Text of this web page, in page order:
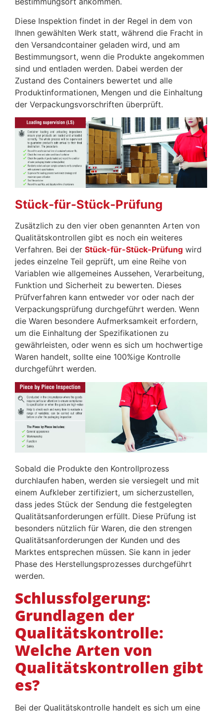
Diese Inspektion findet in der Regel in dem von
Ihnen gewählten Werk statt, während die Fracht in
den Versandcontainer geladen wird, und am
Bestimmungsort, wenn die Produkte angekommen
sind und entladen werden. Dabei werden der
Zustand des Containers bewertet und alle
Produktinformationen, Mengen und die Einhaltung
der Verpackungsvorschriften überprüft.
Stück-für-Stück-Prüfung
Zusätzlich zu den vier oben genannten Arten von
Qualitätskontrollen gibt es noch ein weiteres
Verfahren. Bei der Stück-für-Stück-Prüfung wird
jedes einzelne Teil geprüft, um eine Reihe von
Variablen wie allgemeines Aussehen, Verarbeitung,
Funktion und Sicherheit zu bewerten. Dieses
Prüfverfahren kann entweder vor oder nach der
Verpackungsprüfung durchgeführt werden. Wenn
die Waren besondere Aufmerksamkeit erfordern,
um die Einhaltung der Spezifikationen zu
gewährleisten, oder wenn es sich um hochwertige
Waren handelt, sollte eine 100%ige Kontrolle
durchgeführt werden.
Sobald die Produkte den Kontrollprozess
durchlaufen haben, werden sie versiegelt und mit
einem Aufkleber zertifiziert, um sicherzustellen,
dass jedes Stück der Sendung die festgelegten
Qualitätsanforderungen erfüllt. Diese Prüfung ist
besonders nützlich für Waren, die den strengen
Qualitätsanforderungen der Kunden und des
Marktes entsprechen müssen. Sie kann in jeder
Phase des Herstellungsprozesses durchgeführt
werden.
Schlussfolgerung:
Grundlagen der
Qualitätskontrolle:
Welche Arten von
Qualitätskontrollen gibt
es?
Bei der Qualitätskontrolle handelt es sich um eine